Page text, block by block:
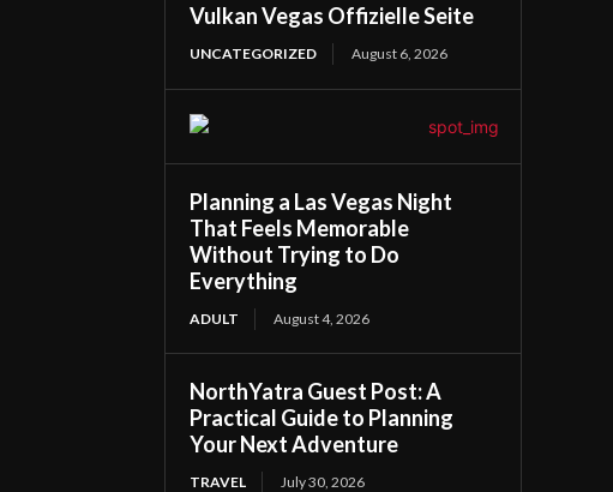
Vulkan Vegas Offizielle Seite
UNCATEGORIZED August 6, 2026
Planning a Las Vegas Night
That Feels Memorable
Without Trying to Do
Everything
ADULT August 4, 2026
NorthYatra Guest Post: A
Practical Guide to Planning
Your Next Adventure
TRAVEL July 30, 2026